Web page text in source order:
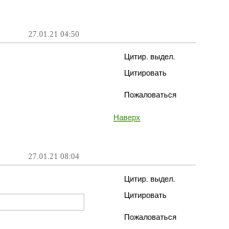
27.01.21 04:50
Цитир. выдел.
Цитировать
Пожаловаться
Наверх
27.01.21 08:04
Цитир. выдел.
Цитировать
Пожаловаться